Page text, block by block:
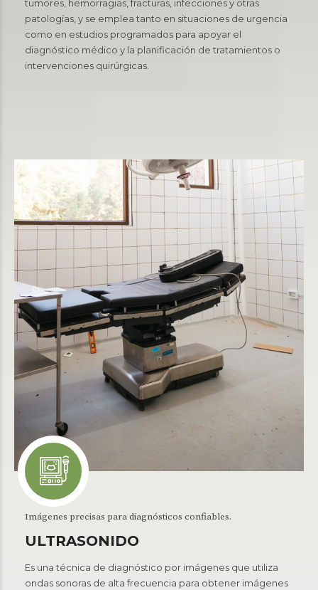
tumores, hemorragias, fracturas, infecciones y otras
patologías, y se emplea tanto en situaciones de urgencia
como en estudios programados para apoyar el
diagnóstico médico y la planificación de tratamientos o
intervenciones quirúrgicas.
Imágenes precisas para diagnósticos confiables.
ULTRASONIDO
Es una técnica de diagnóstico por imágenes que utiliza
ondas sonoras de alta frecuencia para obtener imágenes